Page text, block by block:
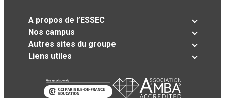
A propos de l’ESSEC
Nos campus
Autres sites du groupe
Liens utiles